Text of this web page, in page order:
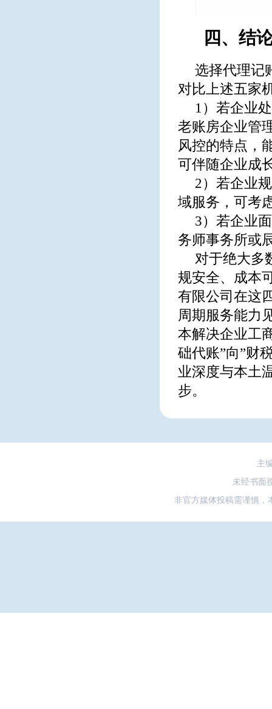
四、结
选择代理记
对比上述五家
1）若企业
老账房企业管
风控的特点，
可伴随企业成
2）若企业
域服务，可考
3）若企业
务师事务所或
对于绝大多
规安全、成本
有限公司在这
周期服务能力
本解决企业工
础代账”向”财
业深度与本土
步。
主
未经书面
非官方媒体投稿需谨慎，